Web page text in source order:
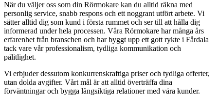
När du väljer oss som din Rörmokare kan du alltid räkna med
personlig service, snabb respons och ett noggrant utfört arbete. Vi
sätter alltid dig som kund i första rummet och ser till att hålla dig
informerad under hela processen. Våra Rörmokare har många års
erfarenhet från branschen och har byggt upp ett gott rykte i Fårdala
tack vare vår professionalism, tydliga kommunikation och
pålitlighet.
Vi erbjuder dessutom konkurrenskraftiga priser och tydliga offerter,
utan dolda avgifter. Vårt mål är att alltid överträffa dina
förväntningar och bygga långsiktiga relationer med våra kunder.